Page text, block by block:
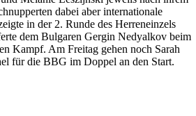
dabei aber internationale
in der 2. Runde des Herreneinzels
dem Bulgaren Gergin Nedyalkov beim
Kampf. Am Freitag gehen noch Sarah
für die BBG im Doppel an den Start.